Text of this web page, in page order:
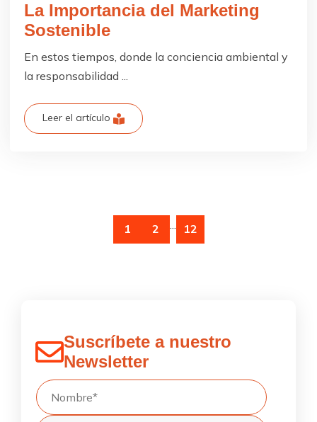
La Importancia del Marketing
Sostenible
En estos tiempos, donde la conciencia ambiental y
la responsabilidad ...
Leer el artículo
1 2 12
Suscríbete a nuestro
Newsletter